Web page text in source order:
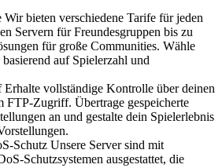
Wir bieten verschiedene Tarife für jeden
Servern für Freundesgruppen bis zu
für große Communities. Wähle
auf Spielerzahl und
vollständige Kontrolle über deinen
FTP-Zugriff. Übertrage gespeicherte
an und gestalte dein Spielerlebnis
Schutz Unsere Server sind mit
Schutzsystemen ausgestattet, die